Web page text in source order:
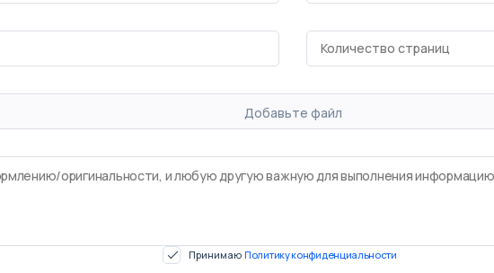
Добавьте файл
Принимаю Политику конфиденциальности